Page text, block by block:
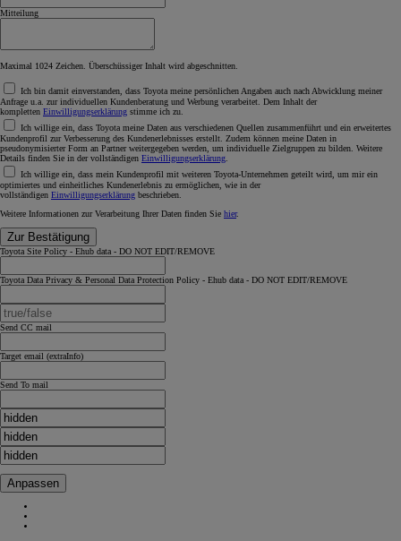
Mitteilung
Maximal 1024 Zeichen. Überschüssiger Inhalt wird abgeschnitten.
Ich bin damit einverstanden, dass Toyota meine persönlichen Angaben auch nach Abwicklung meiner
Anfrage u.a. zur individuellen Kundenberatung und Werbung verarbeitet. Dem Inhalt der
kompletten Einwilligungserklärung stimme ich zu.
Ich willige ein, dass Toyota meine Daten aus verschiedenen Quellen zusammenführt und ein erweitertes
Kundenprofil zur Verbesserung des Kundenerlebnisses erstellt. Zudem können meine Daten in
pseudonymisierter Form an Partner weitergegeben werden, um individuelle Zielgruppen zu bilden. Weitere
Details finden Sie in der vollständigen Einwilligungserklärung
Ich willige ein, dass mein Kundenprofil mit weiteren Toyota-Unternehmen geteilt wird, um mir ein
optimiertes und einheitliches Kundenerlebnis zu ermöglichen, wie in der
vollständigen Einwilligungserklärung beschrieben.
Weitere Informationen zur Verarbeitung Ihrer Daten finden Sie hier.
Zur Bestätigung
Toyota Site Policy - Ehub data - DO NOT EDIT/REMOVE
Toyota Data Privacy & Personal Data Protection Policy - Ehub data - DO NOT EDIT/REMOVE
Send CC mail
Target email (extraInfo)
Send To mail
Anpassen